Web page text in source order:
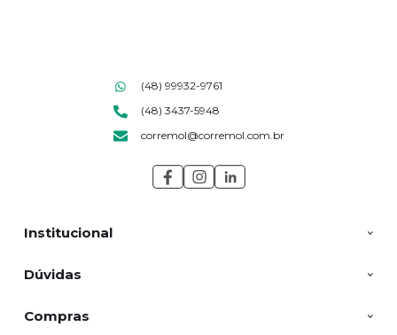
Institucional
Dúvidas
Compras
(48) 99932-9761
(48) 3437-5948
corremol@corremol.com.br